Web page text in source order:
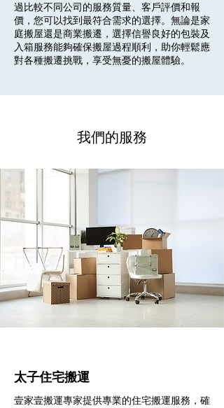
過比較不同公司的服務質量、客戶評價和報
價，您可以找到最符合需求的選擇。無論是家
庭搬屋還是商業搬遷，選擇信譽良好的包裝及
入箱服務能夠確保搬屋過程順利，助你輕鬆應
對各種搬遷挑戰，享受無憂的搬屋體驗。
我們的服務
太子住宅搬運
壹家壹搬運專家提供專業的住宅搬運服務，確